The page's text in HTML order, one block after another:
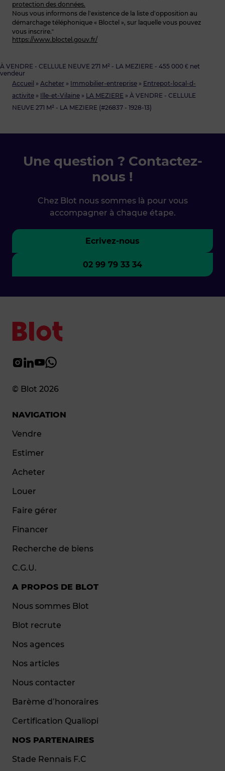
Accueil » Acheter » Immobilier-entreprise » Entrepot-local-d-
activite » Ille-et-Vilaine » LA MEZIERE » À VENDRE - CELLULE
NEUVE 271 M² - LA MEZIERE (#26837 - 1928-13)
À VENDRE - CELLULE NEUVE 271 M² - LA MEZIERE - 455 000 € net
vendeur
protection des données.
Nous vous informons de l’existence de la liste d’opposition au
démarchage téléphonique « Bloctel », sur laquelle vous pouvez
vous inscrire.“
https://www.bloctel.gouv.fr/
Une question ? Contactez-
nous !
Chez Blot nous sommes là pour vous
accompagner à chaque étape.
Ecrivez-nous
02 99 79 33 34
© Blot 2026
NAVIGATION
Vendre
Estimer
Acheter
Louer
Faire gérer
Financer
Recherche de biens
C.G.U.
A PROPOS DE BLOT
Nous sommes Blot
Blot recrute
Nos agences
Nos articles
Nous contacter
Barème d’honoraires
Certification Qualiopi
NOS PARTENAIRES
Stade Rennais F.C